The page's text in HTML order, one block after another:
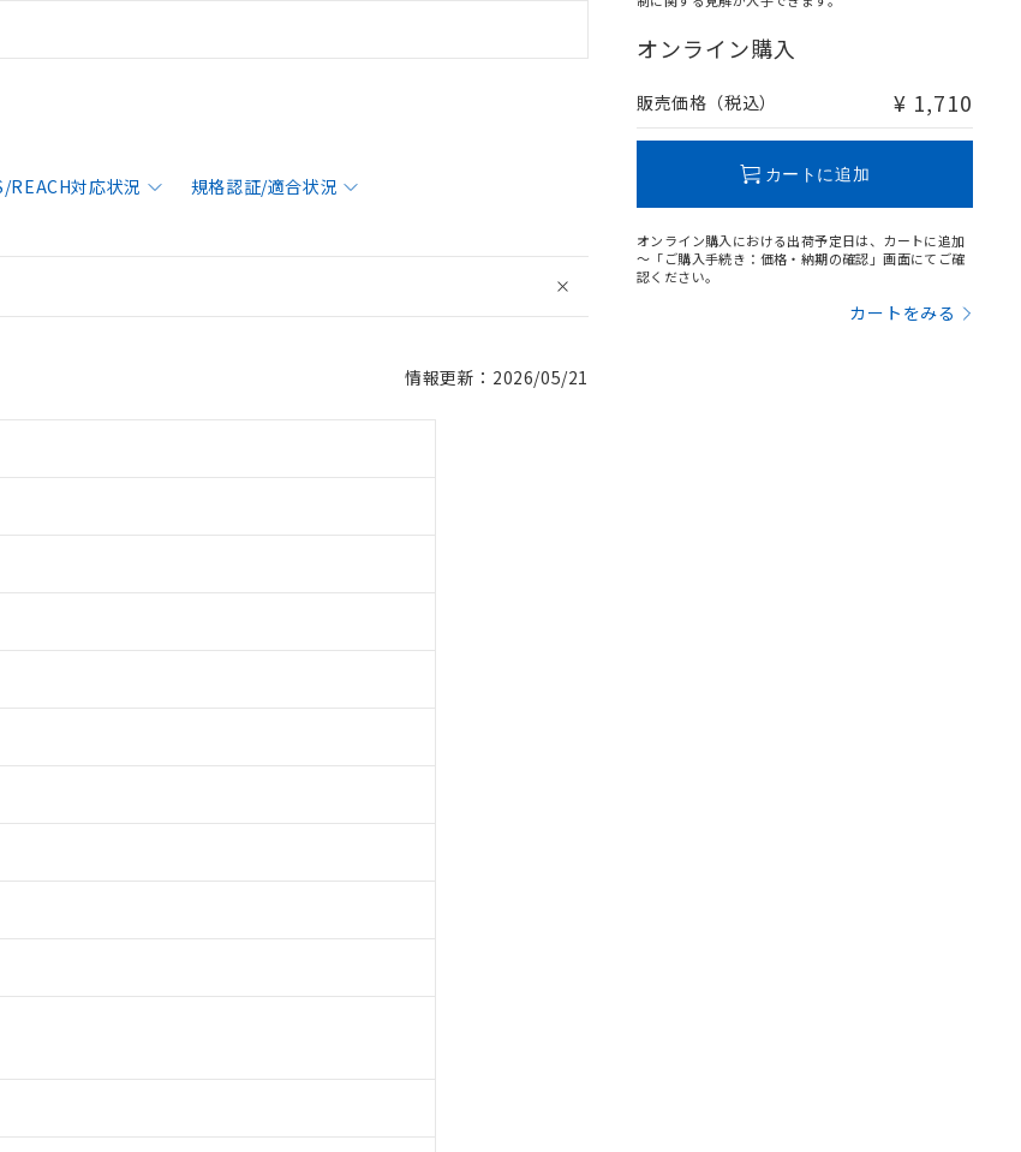
REACH対応状況 規格認証/適合状況
情報更新：2026/05/21
オンライン購入
販売価格（税込） ¥ 1,710
カートに追加
オンライン購入における出荷予定日は、カートに追加
～「ご購入手続き：価格・納期の確認」画面にてご確
認ください。
カートをみる